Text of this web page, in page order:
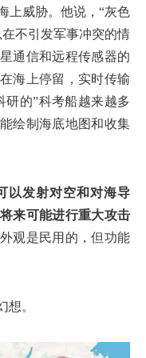
上威胁。他说，“灰色
不引发军事冲突的情
通信和远程传感器的
海上停留，实时传输
研的”科考船越来越多
绘制海底地图和收集
以发射对空和对海导
来可能进行重大攻击
观是民用的，但功能
想。